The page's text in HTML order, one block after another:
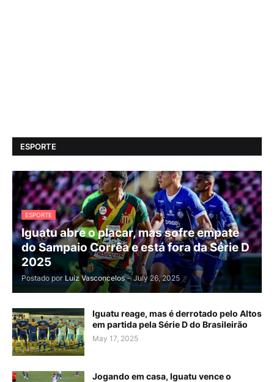
ESPORTE
ESPORTE
Iguatu abre o placar, mas sofre empate
do Sampaio Corrêa e está fora da Série D
2025
Postado por Luiz Vasconcelos - July 26, 2025
Iguatu reage, mas é derrotado pelo Altos
em partida pela Série D do Brasileirão
May 17, 2025
Jogando em casa, Iguatu vence o